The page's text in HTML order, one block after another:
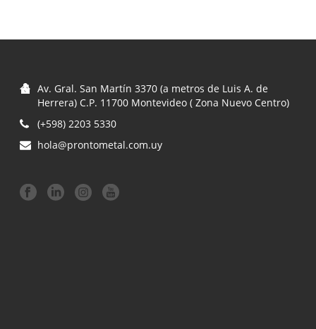
a
Av. Gral. San Martín 3370 (a metros de Luis A. de
Herrera) C.P. 11700 Montevideo ( Zona Nuevo Centro)
(+598) 2203 5330
hola@prontometal.com.uy